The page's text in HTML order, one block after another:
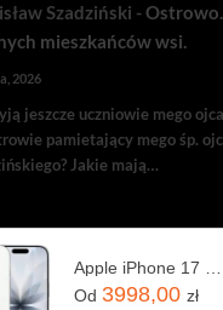
Szadziński -Ostrowo.
mieszkańców wsi.
2026
jeszcze uczniowie mego
pamietający mego śp.
Jakie mają…
Od 3998,00 zł